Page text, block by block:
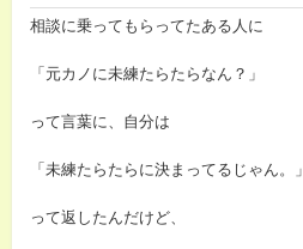
相談に乗ってもらってたある人に
「元カノに未練たらたらなん？」
って言葉に、自分は
「未練たらたらに決まってるじゃん。」
って返したんだけど、